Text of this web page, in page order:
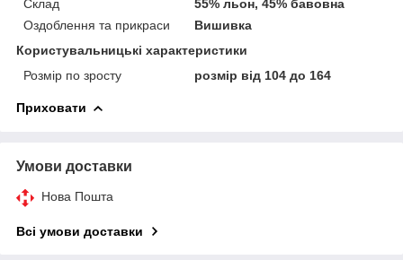
Склад
55% льон, 45% бавовна
Оздоблення та прикраси
Вишивка
Користувальницькі характеристики
Розмір по зросту
розмір від 104 до 164
Приховати
Умови доставки
Нова Пошта
Всі умови доставки